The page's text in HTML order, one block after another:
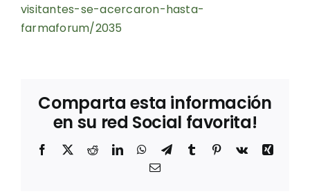
visitantes-se-acercaron-hasta-
farmaforum/2035
Comparta esta información
en su red Social favorita!
Facebook
X RedditLinkedInWhatsApp
TelegramTumblr Pinterest
Vk
Xing
Correo